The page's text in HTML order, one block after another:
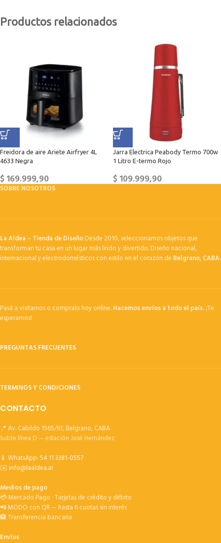
Productos relacionados
Freidora de aire Ariete Airfryer 4L
4633 Negra
$169.999,90
Jarra Electrica Peabody Termo 700w
1 Litro E-termo Rojo
$109.999,90
SOBRE NOSOTROS
La Aldea – Tienda de DiseñoDesde 2010, seleccionamos objetos que
transforman tu casa en un lugar más lindo y divertido. Diseño nacional,
internacional y electrodomésticos con estilo en el corazón de Belgrano, CABA.
Pasá a visitarnos o compralo hoy online.Hacemos envíos a todo el país.¡Te
esperamos!
PREGUNTAS FRECUENTES
TERMINOS Y CONDICIONES
CONTACTO
📍 Av. Cabildo 1565/61, Belgrano, CABA
Subte línea D — estación José Hernández
📱 WhatsApp:54 11 3381-0557
✉️info@laaldea.ar
Medios de pago
💳 Mercado Pago · Tarjetas de crédito y débito
📲 MODO con QR — hasta 6 cuotas sin interés
🏦 Transferencia bancaria
Envíos